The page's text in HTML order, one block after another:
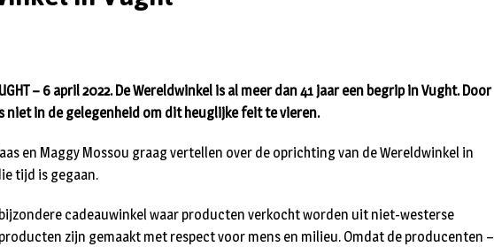
– 6 april 2022. De Wereldwinkel is al meer dan 41 jaar een begrip in Vught. Door
niet in de gelegenheid om dit heuglijke feit te vieren.
en Maggy Mossou graag vertellen over de oprichting van de Wereldwinkel in
tijd is gegaan.
bijzondere cadeauwinkel waar producten verkocht worden uit niet-westerse
zijn gemaakt met respect voor mens en milieu. Omdat de producenten –